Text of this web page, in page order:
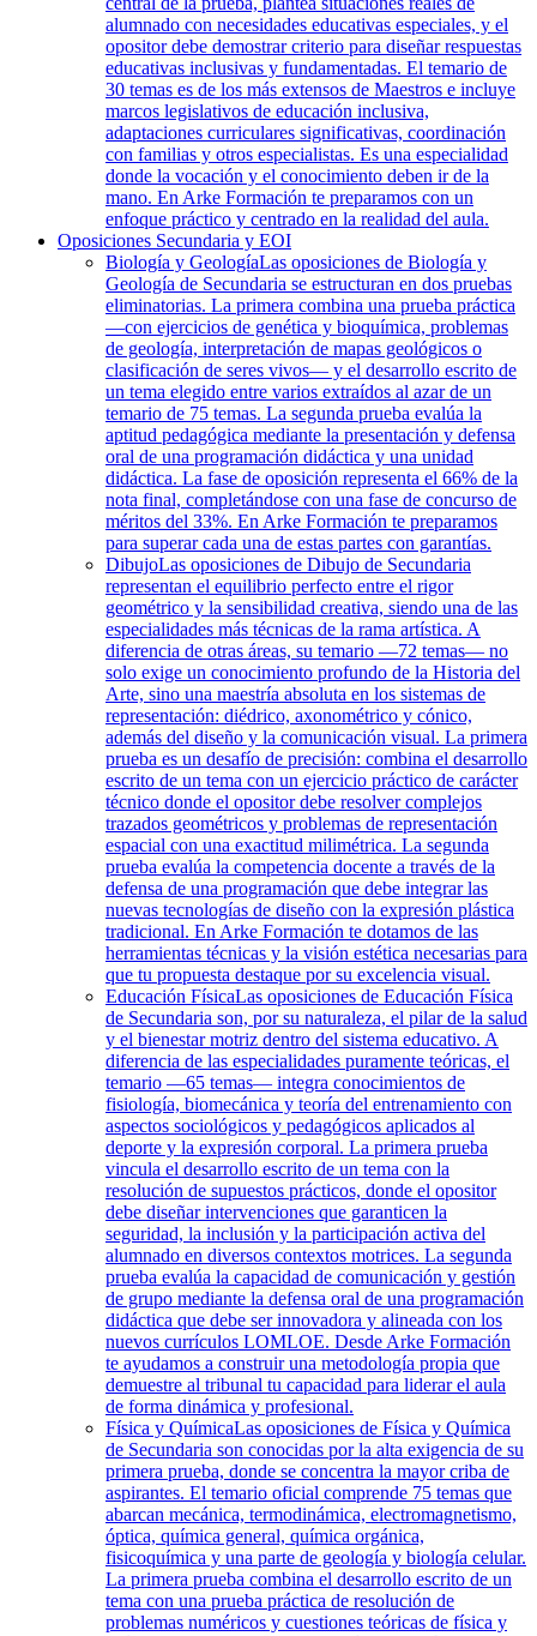
alumnado con necesidades educativas especiales, y el
opositor debe demostrar criterio para diseñar respuestas
educativas inclusivas y fundamentadas. El temario de
30 temas es de los más extensos de Maestros e incluye
marcos legislativos de educación inclusiva,
adaptaciones curriculares significativas, coordinación
con familias y otros especialistas. Es una especialidad
donde la vocación y el conocimiento deben ir de la
mano. En Arke Formación te preparamos con un
enfoque práctico y centrado en la realidad del aula.
Oposiciones Secundaria y EOI
Biología y GeologíaLas oposiciones de Biología y
Geología de Secundaria se estructuran en dos pruebas
eliminatorias. La primera combina una prueba práctica
—con ejercicios de genética y bioquímica, problemas
de geología, interpretación de mapas geológicos o
clasificación de seres vivos— y el desarrollo escrito de
un tema elegido entre varios extraídos al azar de un
temario de 75 temas. La segunda prueba evalúa la
aptitud pedagógica mediante la presentación y defensa
oral de una programación didáctica y una unidad
didáctica. La fase de oposición representa el 66% de la
nota final, completándose con una fase de concurso de
méritos del 33%. En Arke Formación te preparamos
para superar cada una de estas partes con garantías.
DibujoLas oposiciones de Dibujo de Secundaria
representan el equilibrio perfecto entre el rigor
geométrico y la sensibilidad creativa, siendo una de las
especialidades más técnicas de la rama artística. A
diferencia de otras áreas, su temario —72 temas— no
solo exige un conocimiento profundo de la Historia del
Arte, sino una maestría absoluta en los sistemas de
representación: diédrico, axonométrico y cónico,
además del diseño y la comunicación visual. La primera
prueba es un desafío de precisión: combina el desarrollo
escrito de un tema con un ejercicio práctico de carácter
técnico donde el opositor debe resolver complejos
trazados geométricos y problemas de representación
espacial con una exactitud milimétrica. La segunda
prueba evalúa la competencia docente a través de la
defensa de una programación que debe integrar las
nuevas tecnologías de diseño con la expresión plástica
tradicional. En Arke Formación te dotamos de las
herramientas técnicas y la visión estética necesarias para
que tu propuesta destaque por su excelencia visual.
Educación FísicaLas oposiciones de Educación Física
de Secundaria son, por su naturaleza, el pilar de la salud
y el bienestar motriz dentro del sistema educativo. A
diferencia de las especialidades puramente teóricas, el
temario —65 temas— integra conocimientos de
fisiología, biomecánica y teoría del entrenamiento con
aspectos sociológicos y pedagógicos aplicados al
deporte y la expresión corporal. La primera prueba
vincula el desarrollo escrito de un tema con la
resolución de supuestos prácticos, donde el opositor
debe diseñar intervenciones que garanticen la
seguridad, la inclusión y la participación activa del
alumnado en diversos contextos motrices. La segunda
prueba evalúa la capacidad de comunicación y gestión
de grupo mediante la defensa oral de una programación
didáctica que debe ser innovadora y alineada con los
nuevos currículos LOMLOE. Desde Arke Formación
te ayudamos a construir una metodología propia que
demuestre al tribunal tu capacidad para liderar el aula
de forma dinámica y profesional.
Física y QuímicaLas oposiciones de Física y Química
de Secundaria son conocidas por la alta exigencia de su
primera prueba, donde se concentra la mayor criba de
aspirantes. El temario oficial comprende 75 temas que
abarcan mecánica, termodinámica, electromagnetismo,
óptica, química general, química orgánica,
fisicoquímica y una parte de geología y biología celular.
La primera prueba combina el desarrollo escrito de un
tema con una prueba práctica de resolución de
problemas numéricos y cuestiones teóricas de física y